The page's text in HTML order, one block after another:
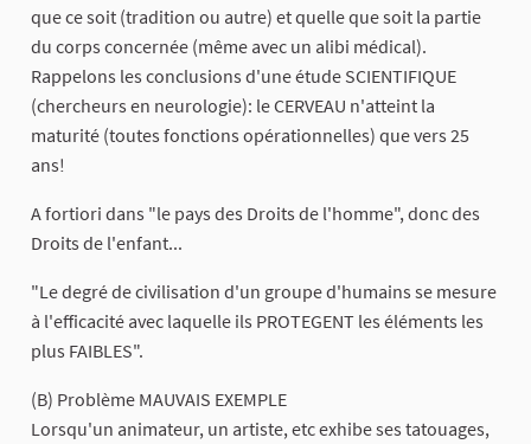
que ce soit (tradition ou autre) et quelle que soit la partie
du corps concernée (même avec un alibi médical).
Rappelons les conclusions d'une étude SCIENTIFIQUE
(chercheurs en neurologie): le CERVEAU n'atteint la
maturité (toutes fonctions opérationnelles) que vers 25
ans!
A fortiori dans "le pays des Droits de l'homme", donc des
Droits de l'enfant...
"Le degré de civilisation d'un groupe d'humains se mesure
à l'efficacité avec laquelle ils PROTEGENT les éléments les
plus FAIBLES".
(B) Problème MAUVAIS EXEMPLE
Lorsqu'un animateur, un artiste, etc exhibe ses tatouages,